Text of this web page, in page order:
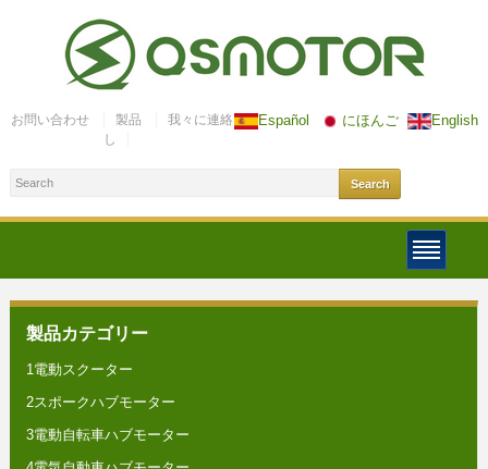
Español にほんご English
お問い合わせ 製品
我々に連絡
し
製品カテゴリー
1電動スクーター
2スポークハブモーター
3電動自転車ハブモーター